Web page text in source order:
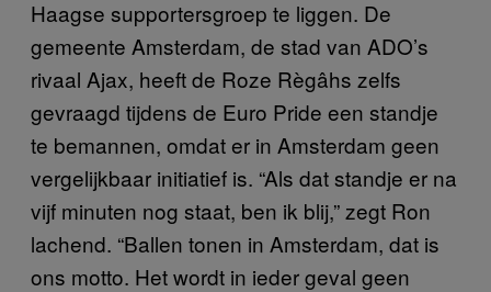
Haagse supportersgroep te liggen. De
gemeente Amsterdam, de stad van ADO’s
rivaal Ajax, heeft de Roze Règâhs zelfs
gevraagd tijdens de Euro Pride een standje
te bemannen, omdat er in Amsterdam geen
vergelijkbaar initiatief is. “Als dat standje er na
vijf minuten nog staat, ben ik blij,” zegt Ron
lachend. “Ballen tonen in Amsterdam, dat is
ons motto. Het wordt in ieder geval geen